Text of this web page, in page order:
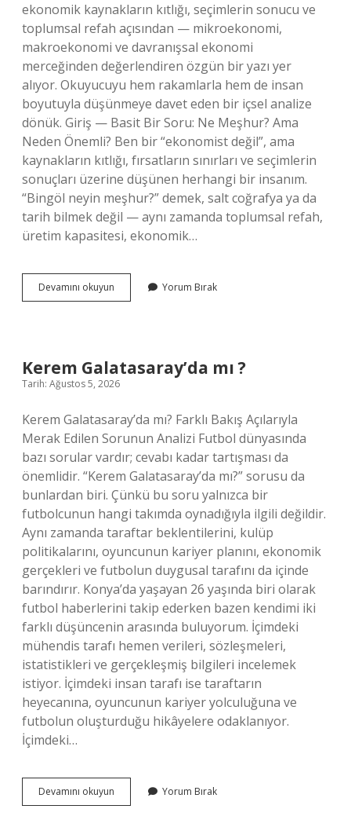
ekonomik kaynakların kıtlığı, seçimlerin sonucu ve
toplumsal refah açısından — mikroekonomi,
makroekonomi ve davranışsal ekonomi
merceğinden değerlendiren özgün bir yazı yer
alıyor. Okuyucuyu hem rakamlarla hem de insan
boyutuyla düşünmeye davet eden bir içsel analize
dönük. Giriş — Basit Bir Soru: Ne Meşhur? Ama
Neden Önemli? Ben bir “ekonomist değil”, ama
kaynakların kıtlığı, fırsatların sınırları ve seçimlerin
sonuçları üzerine düşünen herhangi bir insanım.
“Bingöl neyin meşhur?” demek, salt coğrafya ya da
tarih bilmek değil — aynı zamanda toplumsal refah,
üretim kapasitesi, ekonomik…
Devamını okuyun
neyin
Yorum Bırak
Kerem Galatasaray’da mı ?
Tarih: Ağustos 5, 2026
Kerem Galatasaray’da mı? Farklı Bakış Açılarıyla
Merak Edilen Sorunun Analizi Futbol dünyasında
bazı sorular vardır; cevabı kadar tartışması da
önemlidir. “Kerem Galatasaray’da mı?” sorusu da
bunlardan biri. Çünkü bu soru yalnızca bir
futbolcunun hangi takımda oynadığıyla ilgili değildir.
Aynı zamanda taraftar beklentilerini, kulüp
politikalarını, oyuncunun kariyer planını, ekonomik
gerçekleri ve futbolun duygusal tarafını da içinde
barındırır. Konya’da yaşayan 26 yaşında biri olarak
futbol haberlerini takip ederken bazen kendimi iki
farklı düşüncenin arasında buluyorum. İçimdeki
mühendis tarafı hemen verileri, sözleşmeleri,
istatistikleri ve gerçekleşmiş bilgileri incelemek
istiyor. İçimdeki insan tarafı ise taraftarın
heyecanına, oyuncunun kariyer yolculuğuna ve
futbolun oluşturduğu hikâyelere odaklanıyor.
İçimdeki…
Devamını okuyun
Galatasaray’da
Yorum Bırak